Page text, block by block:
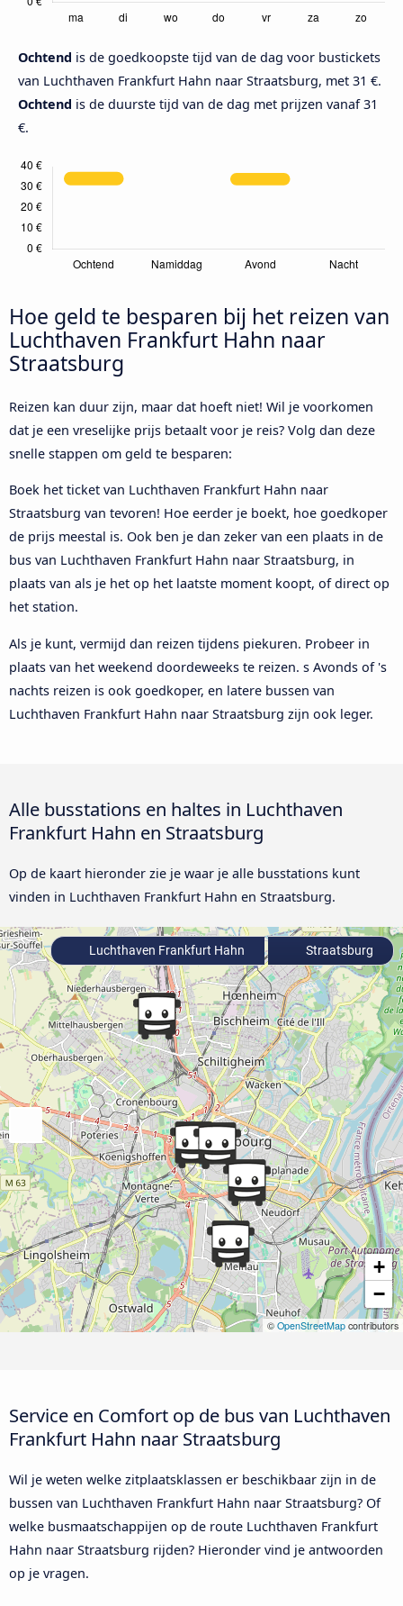
Ochtend is de goedkoopste tijd van de dag voor bustickets
van Luchthaven Frankfurt Hahn naar Straatsburg, met 31 €.
Ochtend is de duurste tijd van de dag met prijzen vanaf 31
€.
Hoe geld te besparen bij het reizen van
Luchthaven Frankfurt Hahn naar
Straatsburg
Reizen kan duur zijn, maar dat hoeft niet! Wil je voorkomen
dat je een vreselijke prijs betaalt voor je reis? Volg dan deze
snelle stappen om geld te besparen:
Boek het ticket van Luchthaven Frankfurt Hahn naar
Straatsburg van tevoren! Hoe eerder je boekt, hoe goedkoper
de prijs meestal is. Ook ben je dan zeker van een plaats in de
bus van Luchthaven Frankfurt Hahn naar Straatsburg, in
plaats van als je het op het laatste moment koopt, of direct op
het station.
Als je kunt, vermijd dan reizen tijdens piekuren. Probeer in
plaats van het weekend doordeweeks te reizen. s Avonds of 's
nachts reizen is ook goedkoper, en latere bussen van
Luchthaven Frankfurt Hahn naar Straatsburg zijn ook leger.
Alle busstations en haltes in Luchthaven
Frankfurt Hahn en Straatsburg
Op de kaart hieronder zie je waar je alle busstations kunt
vinden in Luchthaven Frankfurt Hahn en Straatsburg.
+
−
© OpenStreetMap contributors
Luchthaven Frankfurt Hahn Straatsburg
Service en Comfort op de bus van Luchthaven
Frankfurt Hahn naar Straatsburg
Wil je weten welke zitplaatsklassen er beschikbaar zijn in de
bussen van Luchthaven Frankfurt Hahn naar Straatsburg? Of
welke busmaatschappijen op de route Luchthaven Frankfurt
Hahn naar Straatsburg rijden? Hieronder vind je antwoorden
op je vragen.